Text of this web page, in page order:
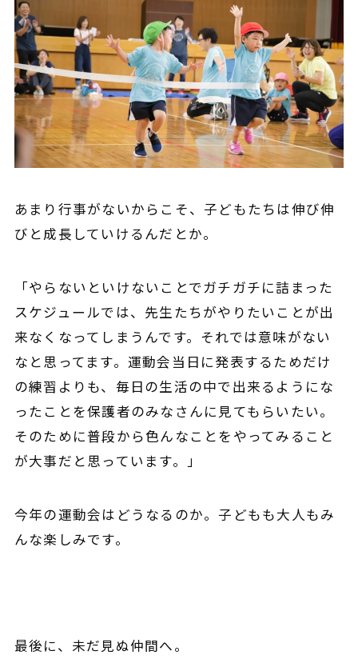
あまり行事がないからこそ、子どもたちは伸び伸
びと成長していけるんだとか。
「やらないといけないことでガチガチに詰まった
スケジュールでは、先生たちがやりたいことが出
来なくなってしまうんです。それでは意味がない
なと思ってます。運動会当日に発表するためだけ
の練習よりも、毎日の生活の中で出来るようにな
ったことを保護者のみなさんに見てもらいたい。
そのために普段から色んなことをやってみること
が大事だと思っています。」
今年の運動会はどうなるのか。子どもも大人もみ
んな楽しみです。
最後に、未だ見ぬ仲間へ。